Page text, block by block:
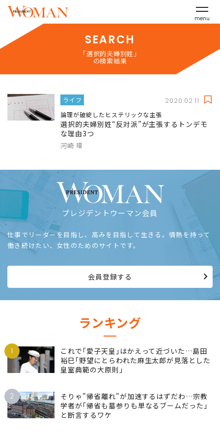
menu
SEARCH
「選択的夫婦別姓」
の検索結果
ライフ 2020.02.11
論理が破綻したヒステリックな主張
選択的夫婦別姓“反対派”が主張するトンデモ
な理由3つ
河崎 環
プレジデントウーマン会員
仕事でリーダーを目指し、高みを目指して生きる。情熱を持って
働き続けたい、女性のためのサイトです。
会員登録する
ランキング
1
これで｢愛子天皇｣はかえって近づいた…島田
裕巳｢野望にとらわれた麻生太郎が見落とした
皇室典範の大原則｣
2
そりゃ"帰省離れ"が加速するはずだわ…宗教
学者が｢帰省も墓参りも単なるブームだった｣
と断言するワケ